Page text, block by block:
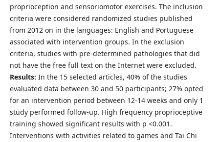
proprioception and sensoriomotor exercises. The inclusion
criteria were considered randomized studies published
from 2012 on in the languages: English and Portuguese
associated with intervention groups. In the exclusion
criteria, studies with pre-determined pathologies that did
not have the free full text on the Internet were excluded.
Results: In the 15 selected articles, 40% of the studies
evaluated data between 30 and 50 participants; 27% opted
for an intervention period between 12-14 weeks and only 1
study performed follow-up. High frequency proprioceptive
training showed significant results with p <0.001.
Interventions with activities related to games and Tai Chi